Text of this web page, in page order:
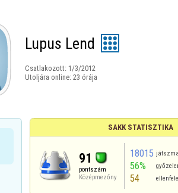
Lupus Lend
Csatlakozott: 1/3/2012
Utoljára online: 23 órája
SAKK STATISZTIKA
91
pontszám
Középmezőny
18015 játszma
56%
54